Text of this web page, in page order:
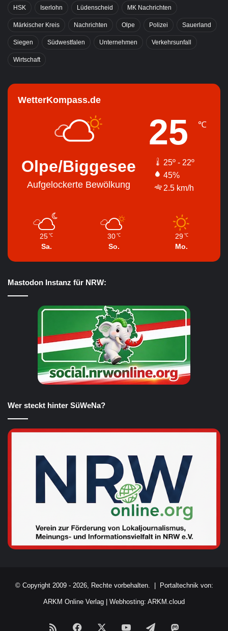
HSK Iserlohn Lüdenscheid MK Nachrichten
Märkischer Kreis Nachrichten Olpe Polizei Sauerland
Siegen Südwestfalen Unternehmen Verkehrsunfall
Wirtschaft
WetterKompass.de
Olpe/Biggesee
Aufgelockerte Bewölkung
25 ℃
25º - 22º
45%
2.5 km/h
25 ℃
Sa.
30 ℃
So.
29 ℃
Mo.
Mastodon Instanz für NRW:
Wer steckt hinter SüWeNa?
© Copyright 2009 - 2026, Rechte vorbehalten. | Portaltechnik von:
ARKM Online Verlag Webhosting: ARKM.cloud
RSS Facebook YouTubeTelegram